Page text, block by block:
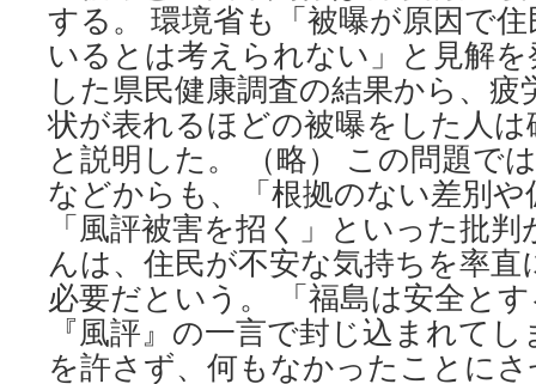
する。 環境省も「被曝が原因で
いるとは考えられない」と見解
した県民健康調査の結果から、
状が表れるほどの被曝をした人
と説明した。 （略） この問題で
などからも、「根拠のない差別
「風評被害を招く」といった批
んは、住民が不安な気持ちを率
必要だという。 「福島は安全と
『風評』の一言で封じ込まれて
を許さず、何もなかったことに